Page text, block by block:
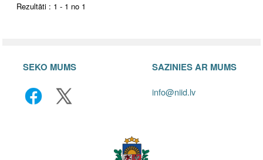
Rezultāti : 1 - 1 no 1
SEKO MUMS SAZINIES AR MUMS
info@niid.lv